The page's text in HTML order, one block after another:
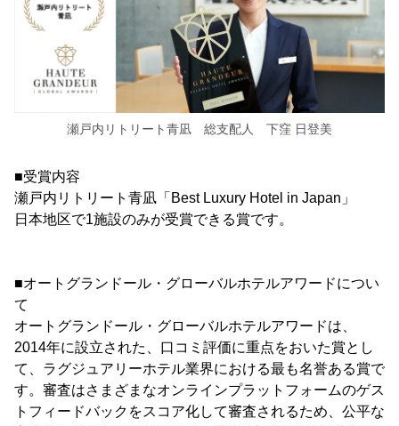
瀬戸内リトリート青凪 総支配人 下窪 日登美
■受賞内容
瀬戸内リトリート青凪「Best Luxury Hotel in Japan」
日本地区で1施設のみが受賞できる賞です。
■オートグランドール・グローバルホテルアワードについ
て
オートグランドール・グローバルホテルアワードは、
2014年に設立された、口コミ評価に重点をおいた賞とし
て、ラグジュアリーホテル業界における最も名誉ある賞で
す。審査はさまざまなオンラインプラットフォームのゲス
トフィードバックをスコア化して審査されるため、公平な